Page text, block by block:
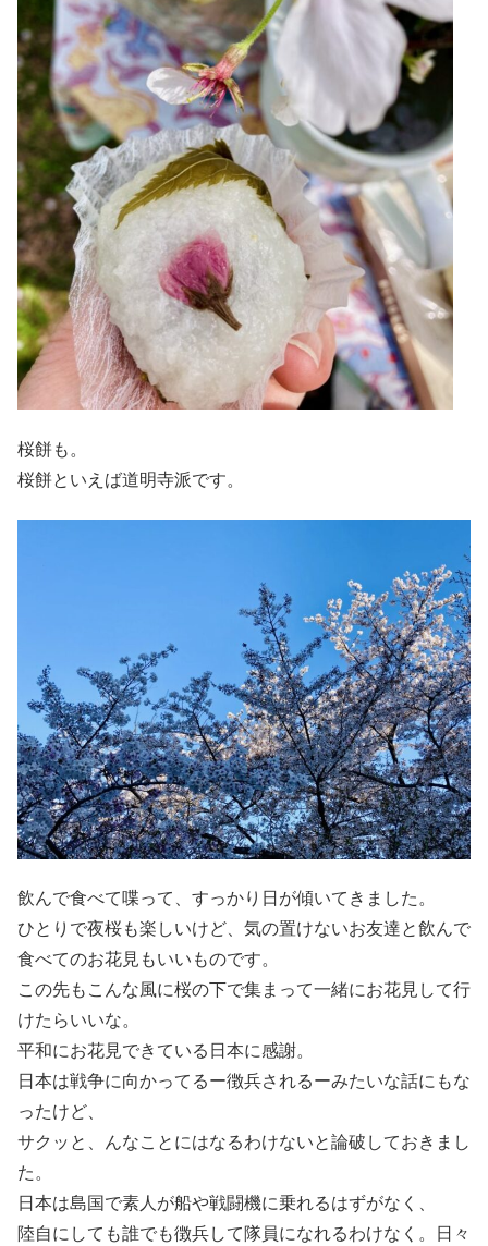
桜餅も。
桜餅といえば道明寺派です。
飲んで食べて喋って、すっかり日が傾いてきました。
ひとりで夜桜も楽しいけど、気の置けないお友達と飲んで
食べてのお花見もいいものです。
この先もこんな風に桜の下で集まって一緒にお花見して行
けたらいいな。
平和にお花見できている日本に感謝。
日本は戦争に向かってるー徴兵されるーみたいな話にもな
ったけど、
サクッと、んなことにはなるわけないと論破しておきまし
た。
日本は島国で素人が船や戦闘機に乗れるはずがなく、
陸自にしても誰でも徴兵して隊員になれるわけなく。日々